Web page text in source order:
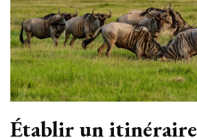
Établir un itinéraire